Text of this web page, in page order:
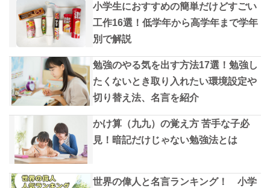
小学生におすすめの簡単だけどすごい
工作16選！低学年から高学年まで学年
別で解説
勉強のやる気を出す方法17選！勉強し
たくないとき取り入れたい環境設定や
切り替え法、名言を紹介
かけ算（九九）の覚え方 苦手な子必
見！暗記だけじゃない勉強法とは
世界の偉人と名言ランキング！ 小学